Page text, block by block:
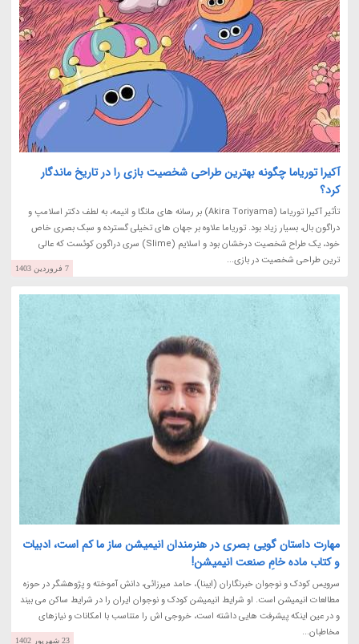
آکیرا توریاما چگونه بهترین طراحی شخصیت بازی را در تاریخ ماندگار
کرد؟
تأثیر آکیرا توریاما (Akira Toriyama) بر رسانه های مانگا و انیمه، به لطف دکتر اسلامپ و
دراگون بال، بسیار زیاد بود. توریاما علاوه بر جهان های تخیلی گسترده و سبک بصری خاص
خود، یک طراح شخصیت درخشان بود و اسلایم (Slime) سری دراگون کوئست که عالی
ترین طراحی شخصیت در بازی...
7 فروردین 1403
مهارت داستان گویی بصری در هنرمندان انیمیشن ساز ما کم است، ادبیات
و کتاب ماده خامِ صنعت انیمیشن!
سرویس کودک و نوجوان خبرنگاران (ایبنا)، حامد میرزائی، دانش آموخته و پژوهشگر در حوزه
مطالعات انیمیشن است. او شرایط انیمیشن کودک و نوجوان ایران را در شرایط ساکن می بیند
و در عین اینکه پیشرفت هایی داشته است، خروجی اش را متناسب با امکانات و نیازهای
مخاطبان...
23 شهریور 1402